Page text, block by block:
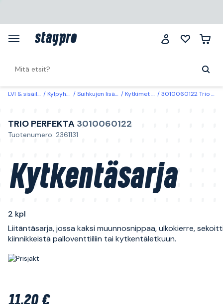
LVI & sisäilma Kylpyhuone Suihkujen lisätarvikkeet Kytkimet & valitsimet 3010060122 Trio Perfekta Kytkentäsarja 2 kpl
TRIO PERFEKTA 3010060122
Tuotenumero: 2361131
Kytkentäsarja
2 kpl
Liitäntäsarja, jossa kaksi muunnosnippaa, ulkokierre,
kiinnikkeistä palloventtiiliin tai kytkentäletkuun.